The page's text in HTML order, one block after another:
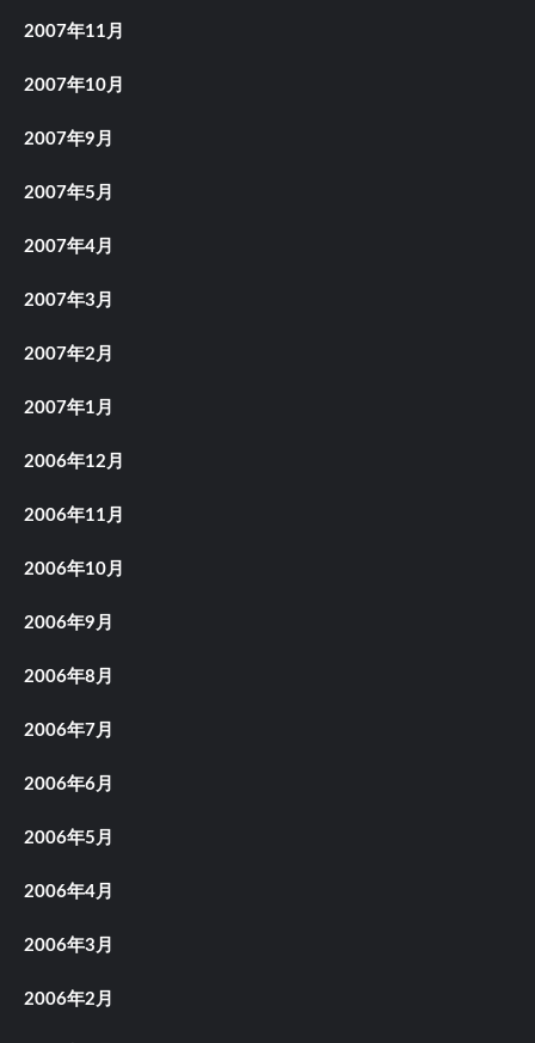
2007年11月
2007年10月
2007年9月
2007年5月
2007年4月
2007年3月
2007年2月
2007年1月
2006年12月
2006年11月
2006年10月
2006年9月
2006年8月
2006年7月
2006年6月
2006年5月
2006年4月
2006年3月
2006年2月